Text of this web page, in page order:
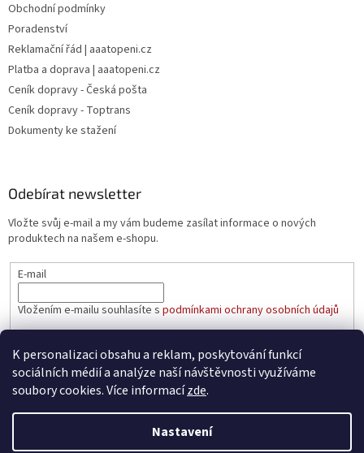
K personalizaci obsahu a reklam, poskytování funkcí
sociálních médií a analýze naší návštěvnosti využíváme
soubory cookies. Více informacízde.
Nastavení
Obchodní podmínky
Poradenství
Reklamační řád | aaatopeni.cz
Platba a doprava | aaatopeni.cz
Ceník dopravy - Česká pošta
Ceník dopravy - Toptrans
Dokumenty ke stažení
Odebírat newsletter
Vložte svůj e-mail a my vám budeme zasílat informace o nových
produktech na našem e-shopu.
E-mail
Vložením e-mailu souhlasíte s podmínkami ochrany osobních údajů
PŘIHLÁSIT SE